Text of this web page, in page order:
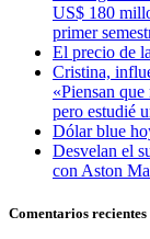
US$ 180
primer
El precio de
Cristina,
«Piensan
pero estudié
Dólar blue
Desvelan el
con Aston
Comentarios recientes